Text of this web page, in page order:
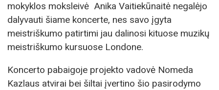
mokyklos moksleivė Anika Vaitiekūnaitė negalėjo
dalyvauti šiame koncerte, nes savo įgyta
meistriškumo patirtimi jau dalinosi kituose muzikų
meistriškumo kursuose Londone.
Koncerto pabaigoje projekto vadovė Nomeda
Kazlaus atvirai bei šiltai įvertino šio pasirodymo